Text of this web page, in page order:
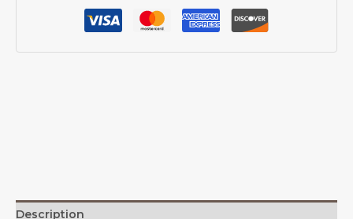
Description